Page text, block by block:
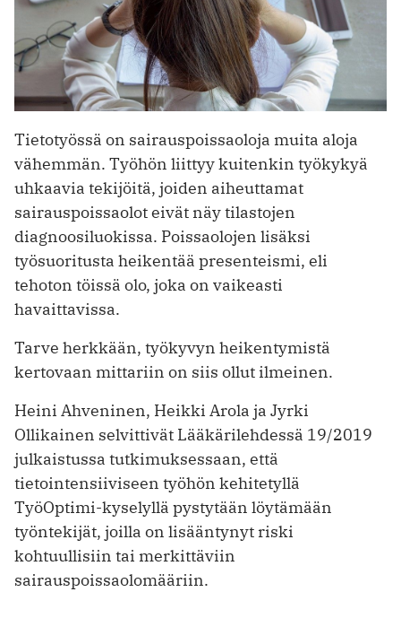
Tietotyössä on sairauspoissaoloja muita aloja
vähemmän. Työhön liittyy kuitenkin työkykyä
uhkaavia tekijöitä, joiden aiheuttamat
sairauspoissaolot eivät näy tilastojen
diagnoosiluokissa. Poissaolojen lisäksi
työsuoritusta heikentää presenteismi, eli
tehoton töissä olo, joka on vaikeasti
havaittavissa.
Tarve herkkään, työkyvyn heikentymistä
kertovaan mittariin on siis ollut ilmeinen.
Heini Ahveninen, Heikki Arola ja Jyrki
Ollikainen selvittivät Lääkärilehdessä 19/2019
julkaistussa tutkimuksessaan, että
tietointensiiviseen työhön kehitetyllä
TyöOptimi-kyselyllä pystytään löytämään
työntekijät, joilla on lisääntynyt riski
kohtuullisiin tai merkittäviin
sairauspoissaolomääriin.